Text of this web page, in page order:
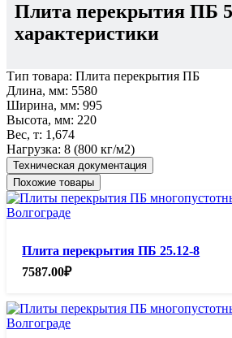
Плита перекрытия ПБ
характеристики
Тип товара: Плита перекрытия ПБ
Длина, мм: 5580
Ширина, мм: 995
Высота, мм: 220
Вес, т: 1,674
Нагрузка: 8 (800 кг/м2)
Техническая документация
Похожие товары
Плита перекрытия ПБ 25.12-8
7587.00₽